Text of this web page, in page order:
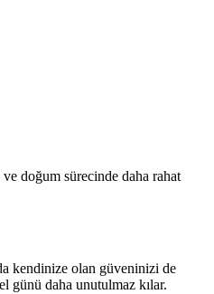
doğum sürecinde daha rahat
kendinize olan güveninizi de
günü daha unutulmaz kılar.